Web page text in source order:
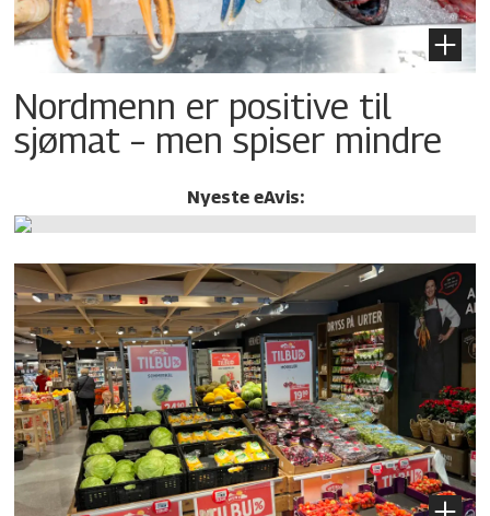
Nordmenn er positive til
sjømat – men spiser mindre
Nyeste eAvis: